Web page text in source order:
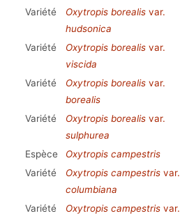
Variété
Oxytropis borealis var.
hudsonica
Variété Oxytropis borealis var.
viscida
Variété Oxytropis borealis var.
borealis
Variété Oxytropis borealis var.
sulphurea
Espèce Oxytropis campestris
Variété
Oxytropis campestris var.
columbiana
Variété Oxytropis campestris var.